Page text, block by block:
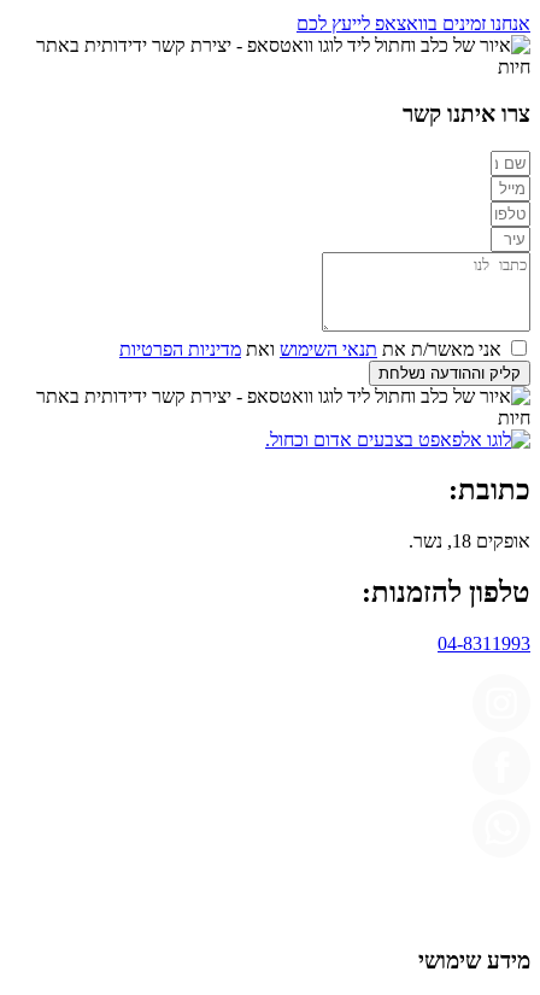
אנחנו זמינים בוואצאפ לייעץ לכם
צרו איתנו קשר
אני מאשר/ת את תנאי השימוש ואת מדיניות הפרטיות
קליק וההודעה נשלחת
כתובת:
אופקים 18, נשר.
טלפון להזמנות:
04-8311993
מידע שימושי